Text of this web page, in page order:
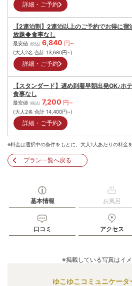
詳細・ご予約
【2連泊割】2連泊以上のご予約でお得に
放題◆食事なし
最安値 (税込) 6,840 円~
(大人2名 合計 13,680円~)
詳細・ご予約
【スタンダード】遅め到着早朝出発OK♪
食事なし
最安値 (税込) 7,200 円~
(大人2名 合計 14,400円~)
詳細・ご予約
※料金は選択中の条件をもとに、大人1人あたりの料金
プラン一覧へ戻る
基本情報 お風呂
口コミ アクセス
※掲載している写真はイメ
ゆこゆこコミュニケータ